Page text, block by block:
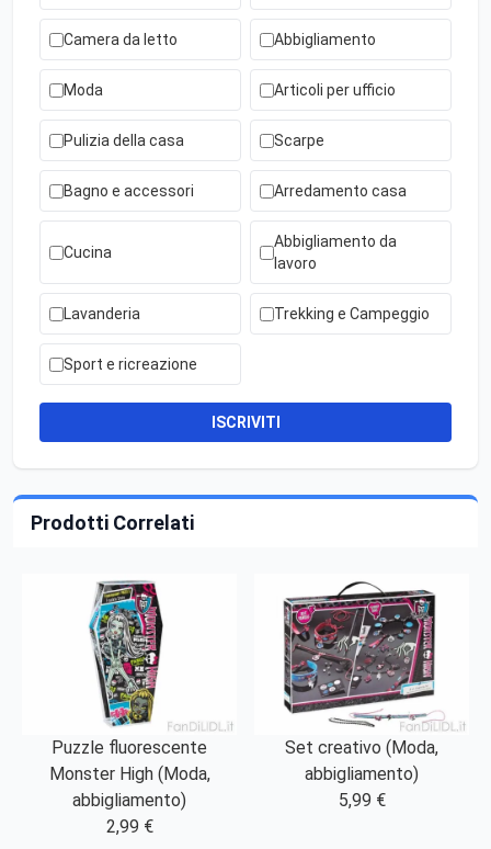
Camera da letto Abbigliamento
Moda Articoli per ufficio
Pulizia della casa Scarpe
Bagno e accessori Arredamento casa
Cucina
Abbigliamento da
lavoro
Lavanderia Trekking e Campeggio
Sport e ricreazione
ISCRIVITI
Prodotti Correlati
Puzzle fluorescente
Monster High (Moda,
abbigliamento)
2,99 €
Set creativo (Moda,
abbigliamento)
5,99 €